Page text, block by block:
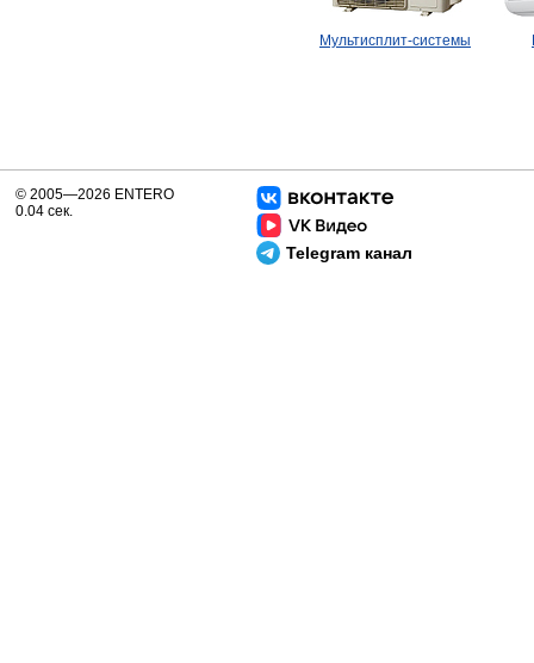
Мультисплит-системы
Telegram канал
© 2005—2026 ENTERO
0.04 сек.